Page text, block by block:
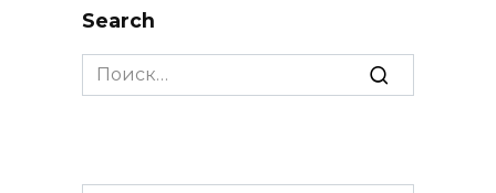
Search
Search
for: